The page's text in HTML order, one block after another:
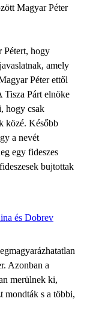
Magyar Péter
Pétert, hogy
amely
Péter ettől
Tisza Párt elnöke
hogy csak
közé. Később
a nevét
egy fideszes
bujtottak
és Dobrev
Azonban a
merülnek ki,
mondták s a többi,